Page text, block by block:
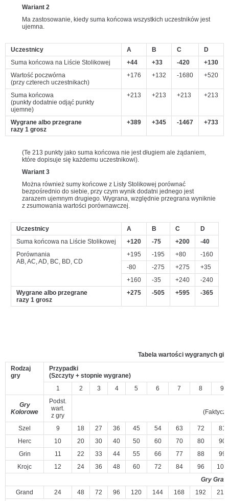
Wariant 2
Ma zastosowanie, kiedy suma końcowa wszystkich uczestników jest
ujemna.
Uczestnicy A B C
D
Suma końcowa na Liście Stolikowej
+44 +33 -420
+130
Wartość poczwórna
(przy czterech uczestnikach)
+176 +132 -1680 +520
Suma końcowa
(punkty dodatnie odjąć punkty
ujemne)
+213 +213 +213 +213
Wygrane albo przegrane
razy 1 grosz
+389 +345 -1467 +733
(Te 213 punkty jako suma końcowa nie jest długiem ale żądaniem,
które dopisuje się każdemu uczestnikowi).
Wariant 3
Można również sumy końcowe z Listy Stolikowej porównać
bezpośrednio do siebie, przy czym wynik dodatni jednego jest
zarazem ujemnym drugiego. Wygrana, względnie przegrana wyniknie
z zsumowania wartości porównawczej.
Uczestnicy A B C
D
Suma końcowa na Liście Stolikowej
+120 -75 +200
-40
Porównania
AB, AC, AD, BC, BD, CD
+195 -195 +80
-160
-80
-275 +275
+35
+160
-35 +240
-240
Wygrane albo przegrane
razy 1 grosz
+275 -505 +595 -365
Tabela wartości wygranych
Rodzaj
gry
Przypadki
(Szczyty + stopnie wygrane)
1
2 3 4 5 6 7 8 9
Gry
Kolorowe
Podst.
wart.
z gry
Szel 9 18 27 36 45 54 63 72
81
Herc
10 20 30 40 50 60 70 80
90
Grin
11 22 33 44 55 66 77 88
99
Krojc
12 24 36 48 60 72 84 96
108
Gry
Grand
24 48 72 96 120 144 168 192
216